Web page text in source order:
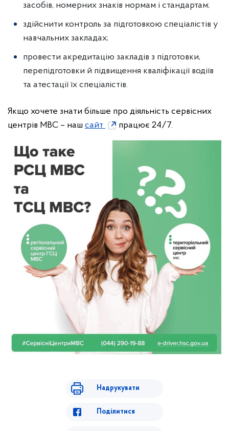
засобів, номерних знаків нормам і стандартам;
здійснити контроль за підготовкою спеціалістів у
навчальних закладах;
провести акредитацію закладів з підготовки,
перепідготовки й підвищення кваліфікації водіїв
та атестації їх спеціалістів.
Якщо хочете знати більше про діяльність сервісних
центрів МВС – наш сайт працює 24/7.
Надрукувати
Поділитися